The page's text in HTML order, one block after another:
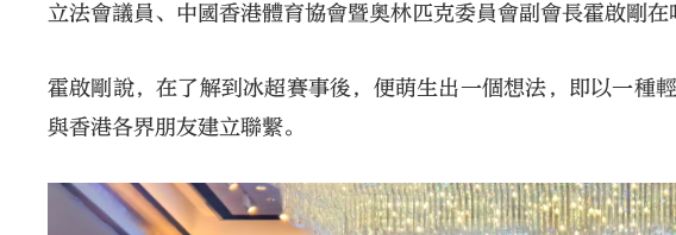
立法會議員、中國香港體育協會暨奧林匹克委員會副會長霍啟剛在
霍啟剛說，在了解到冰超賽事後，便萌生出一個想法，即以一種
與香港各界朋友建立聯繫。